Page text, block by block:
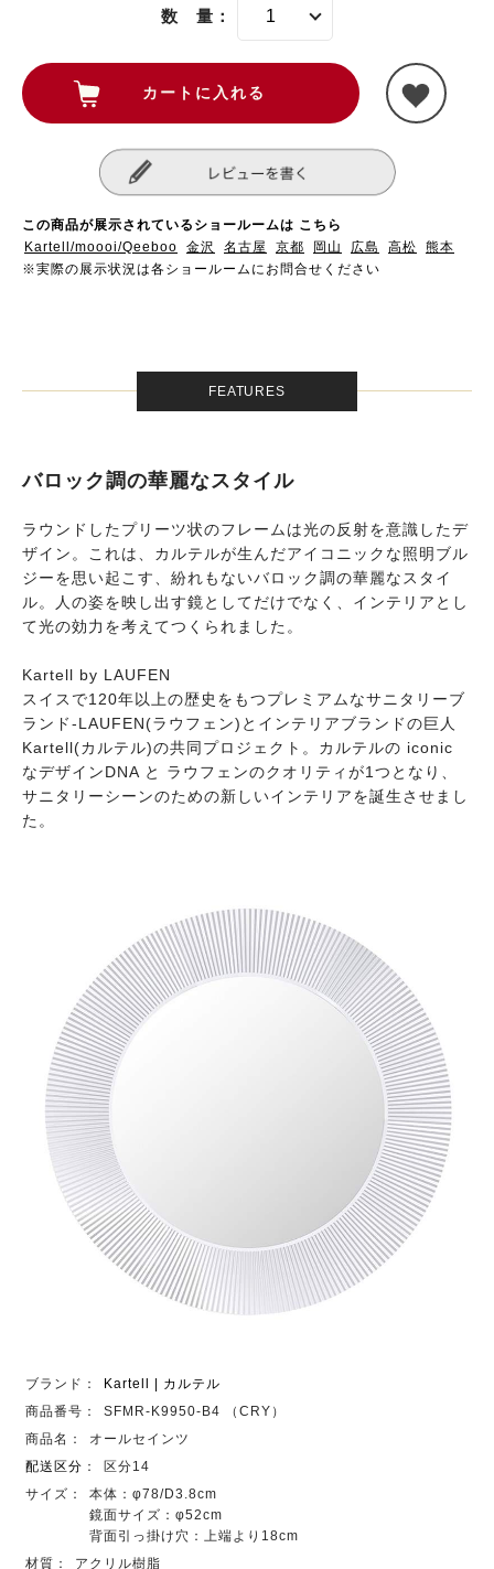
数 量：
この商品が展示されているショールームは こちら
Kartell/moooi/Qeeboo
金沢 名古屋 京都 岡山 広島 高松
熊本
※実際の展示状況は各ショールームにお問合せください
FEATURES
バロック調の華麗なスタイル
ラウンドしたプリーツ状のフレームは光の反射を意識したデ
ザイン。これは、カルテルが生んだアイコニックな照明ブル
ジーを思い起こす、紛れもないバロック調の華麗なスタイ
ル。人の姿を映し出す鏡としてだけでなく、インテリアとし
て光の効力を考えてつくられました。
Kartell by LAUFEN
スイスで120年以上の歴史をもつプレミアムなサニタリーブ
ランド-LAUFEN(ラウフェン)とインテリアブランドの巨人
Kartell(カルテル)の共同プロジェクト。カルテルの iconic
なデザインDNA と ラウフェンのクオリティが1つとなり、
サニタリーシーンのための新しいインテリアを誕生させまし
た。
ブランド：
Kartell | カルテル
商品番号：
SFMR-K9950-B4 （CRY）
商品名：
オールセインツ
配送区分 ：
区分14
サイズ：
本体：φ78/D3.8cm
鏡面サイズ：φ52cm
背面引っ掛け穴：上端より18cm
材質：
アクリル樹脂